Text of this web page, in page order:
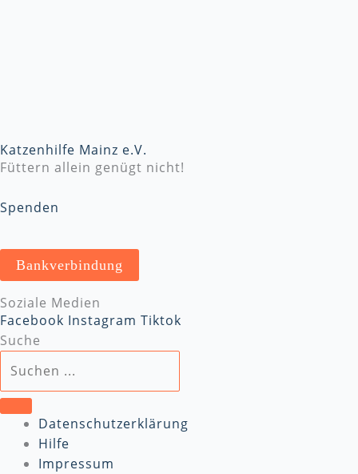
Katzenhilfe Mainz e.V.
Füttern allein genügt nicht!
Spenden
Bankverbindung
Soziale Medien
Facebook Instagram Tiktok
Suche
Datenschutzerklärung
Hilfe
Impressum